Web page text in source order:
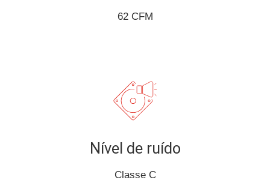
62 CFM
Nível de ruído
Classe C